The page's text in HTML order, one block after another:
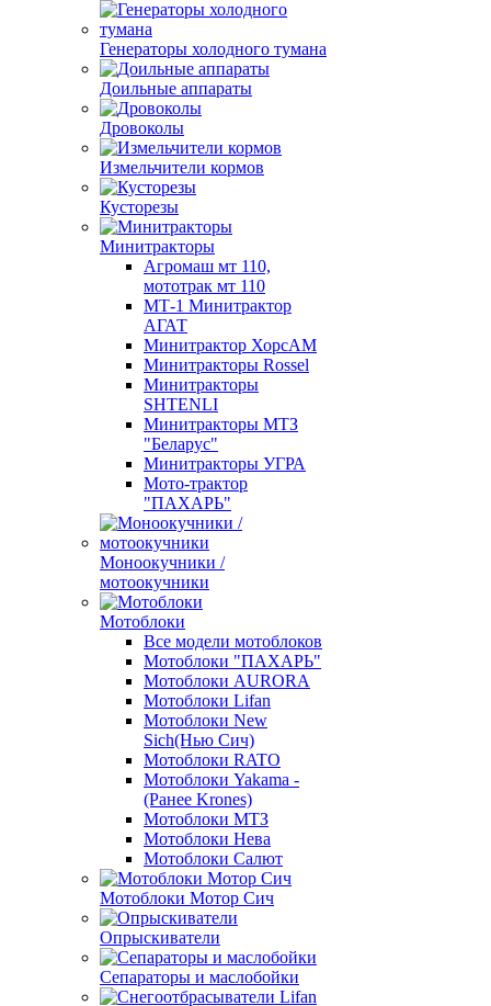
Генераторы холодного тумана
Доильные аппараты
Дровоколы
Измельчители кормов
Кусторезы
Минитракторы
Агромаш мт 110,
мототрак мт 110
МТ-1 Минитрактор
АГАТ
Минитрактор ХорсАМ
Минитракторы Rossel
Минитракторы
SHTENLI
Минитракторы МТЗ
"Беларус"
Минитракторы УГРА
Мото-трактор
"ПАХАРЬ"
Моноокучники /
мотоокучники
Мотоблоки
Все модели мотоблоков
Мотоблоки "ПАХАРЬ"
Мотоблоки AURORA
Мотоблоки Lifan
Мотоблоки New
Sich(Нью Сич)
Мотоблоки RATO
Мотоблоки Yakama -
(Ранее Krones)
Мотоблоки МТЗ
Мотоблоки Нева
Мотоблоки Салют
Мотоблоки Мотор Сич
Опрыскиватели
Сепараторы и маслобойки